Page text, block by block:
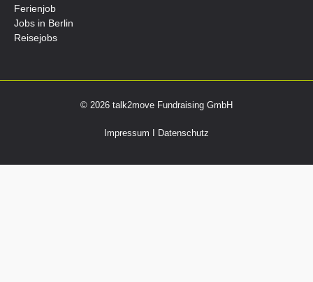
Ferienjob
Jobs in Berlin
Reisejobs
© 2026 talk2move Fundraising GmbH
Impressum Datenschutz